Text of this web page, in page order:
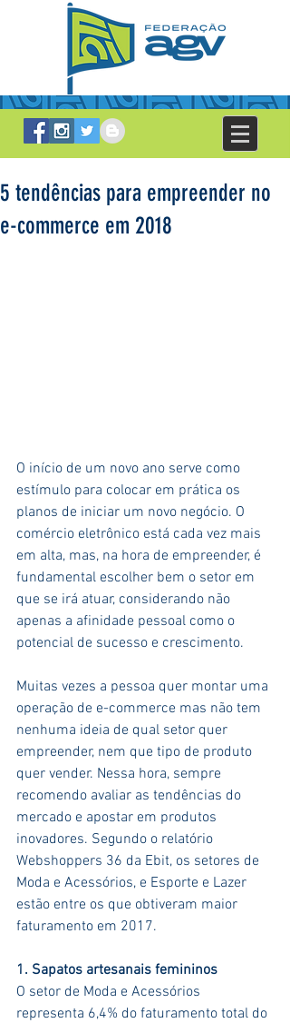
5 tendências para empreender no
e-commerce em 2018
O início de um novo ano serve como
estímulo para colocar em prática os
planos de iniciar um novo negócio. O
comércio eletrônico está cada vez mais
em alta, mas, na hora de empreender, é
fundamental escolher bem o setor em
que se irá atuar, considerando não
apenas a afinidade pessoal como o
potencial de sucesso e crescimento.
Muitas vezes a pessoa quer montar uma
operação de e-commerce mas não tem
nenhuma ideia de qual setor quer
empreender, nem que tipo de produto
quer vender. Nessa hora, sempre
recomendo avaliar as tendências do
mercado e apostar em produtos
inovadores. Segundo o relatório
Webshoppers 36 da Ebit, os setores de
Moda e Acessórios, e Esporte e Lazer
estão entre os que obtiveram maior
faturamento em 2017.
1. Sapatos artesanais femininos
O setor de Moda e Acessórios
representa 6,4% do faturamento total do